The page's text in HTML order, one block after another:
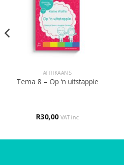
AFRIKAANS
Tema 8 – Op ‘n uitstappie
R30,00 VAT inc